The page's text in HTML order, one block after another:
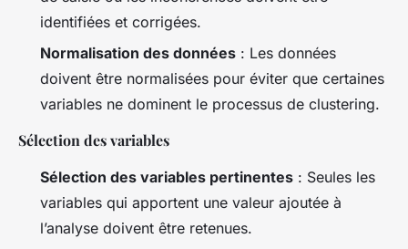
identifiées et corrigées.
Normalisation des données : Les données
doivent être normalisées pour éviter que certaines
variables ne dominent le processus de clustering.
Sélection des variables
Sélection des variables pertinentes : Seules les
variables qui apportent une valeur ajoutée à
l’analyse doivent être retenues.